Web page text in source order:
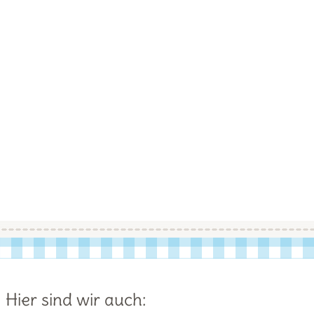
Hier sind wir auch: